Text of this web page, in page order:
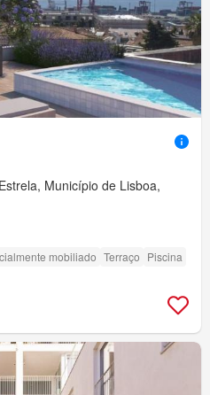
Município de Lisboa,
mobiliado Terraço Piscina